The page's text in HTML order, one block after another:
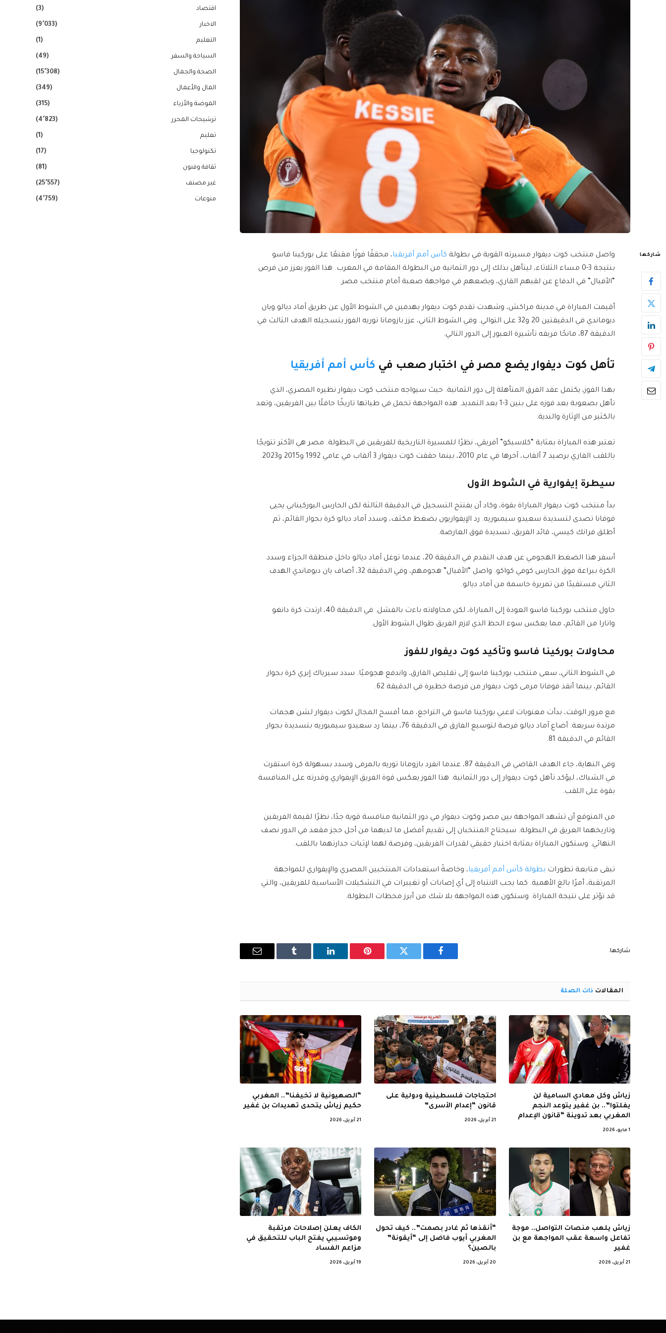
شاركها واصل منتخب كوت ديفوار مسيرته القوية في بطولة كأس أمم أفريقيا، محققًا فوزًا مقنعًا على بوركينا فاسو
بنتيجة 3-0 مساء الثلاثاء، ليتأهل بذلك إلى دور الثمانية من البطولة المقامة في المغرب. هذا الفوز يعزز من فرص
“الأفيال” في الدفاع عن لقبهم القاري، ويضعهم في مواجهة صعبة أمام منتخب مصر.
أقيمت المباراة في مدينة مراكش، وشهدت تقدم كوت ديفوار بهدفين في الشوط الأول عن طريق آماد ديالو ويان
ديوماندي في الدقيقتين 20 و32 على التوالي. وفي الشوط الثاني، عزز بازومانا توريه الفوز بتسجيله الهدف الثالث في
الدقيقة 87، مانحًا فريقه تأشيرة العبور إلى الدور التالي.
تأهل كوت ديفوار يضع مصر في اختبار صعب في كأس أمم أفريقيا
بهذا الفوز، يكتمل عقد الفرق المتأهلة إلى دور الثمانية. حيث سيواجه منتخب كوت ديفوار نظيره المصري، الذي
تأهل بصعوبة بعد فوزه على بنين 3-1 بعد التمديد. هذه المواجهة تحمل في طياتها تاريخًا حافلًا بين الفريقين، وتعد
بالكثير من الإثارة والندية.
تعتبر هذه المباراة بمثابة “كلاسيكو” أفريقي، نظرًا للمسيرة التاريخية للفريقين في البطولة. مصر هي الأكثر تتويجًا
باللقب القاري برصيد 7 ألقاب، آخرها في عام 2010، بينما حققت كوت ديفوار 3 ألقاب في عامي 1992 و2015 و2023.
سيطرة إيفوارية في الشوط الأول
بدأ منتخب كوت ديفوار المباراة بقوة، وكاد أن يفتتح التسجيل في الدقيقة الثالثة لكن الحارس البوركينابي يحيى
فوفانا تصدى لتسديدة سعيدو سيمبوريه. رد الإيفواريون بضغط مكثف، وسدد آماد ديالو كرة بجوار القائم، ثم
أطلق فرانك كيسي، قائد الفريق، تسديدة فوق العارضة.
أسفر هذا الضغط الهجومي عن هدف التقدم في الدقيقة 20، عندما توغل آماد ديالو داخل منطقة الجزاء وسدد
الكرة ببراعة فوق الحارس كوفي كواكو. واصل “الأفيال” هجومهم، وفي الدقيقة 32، أضاف يان ديوماندي الهدف
الثاني مستفيدًا من تمريرة حاسمة من آماد ديالو.
حاول منتخب بوركينا فاسو العودة إلى المباراة، لكن محاولاته باءت بالفشل. في الدقيقة 40، ارتدت كرة دانغو
واتارا من القائم، مما يعكس سوء الحظ الذي لازم الفريق طوال الشوط الأول.
محاولات بوركينا فاسو وتأكيد كوت ديفوار للفوز
في الشوط الثاني، سعى منتخب بوركينا فاسو إلى تقليص الفارق، واندفع هجوميًا. سدد سيرياك إيري كرة بجوار
القائم، بينما أنقذ فوفانا مرمى كوت ديفوار من فرصة خطيرة في الدقيقة 62.
مع مرور الوقت، بدأت معنويات لاعبي بوركينا فاسو في التراجع، مما أفسح المجال لكوت ديفوار لشن هجمات
مرتدة سريعة. أضاع آماد ديالو فرصة لتوسيع الفارق في الدقيقة 76، بينما رد سعيدو سيمبوريه بتسديدة بجوار
القائم في الدقيقة 81.
وفي النهاية، جاء الهدف القاضي في الدقيقة 87، عندما انفرد بازومانا توريه بالمرمى وسدد بسهولة كرة استقرت
في الشباك، ليؤكد تأهل كوت ديفوار إلى دور الثمانية. هذا الفوز يعكس قوة الفريق الإيفواري وقدرته على المنافسة
بقوة على اللقب.
من المتوقع أن تشهد المواجهة بين مصر وكوت ديفوار في دور الثمانية منافسة قوية جدًا، نظرًا لقيمة الفريقين
وتاريخهما العريق في البطولة. سيحتاج المنتخبان إلى تقديم أفضل ما لديهما من أجل حجز مقعد في الدور نصف
النهائي. وستكون المباراة بمثابة اختبار حقيقي لقدرات الفريقين، وفرصة لهما لإثبات جدارتهما باللقب.
تبقى متابعة تطورات بطولة كأس أمم أفريقيا، وخاصةً استعدادات المنتخبين المصري والإيفواري للمواجهة
المرتقبة، أمرًا بالغ الأهمية. كما يجب الانتباه إلى أي إصابات أو تغييرات في التشكيلات الأساسية للفريقين، والتي
قد تؤثر على نتيجة المباراة. وستكون هذه المواجهة بلا شك من أبرز محطات البطولة.
شاركها.
فيسبوك تويتر بينتيريستلينكدإن Tumblr
البريد
المقالات ذات الصلة
زياش وكل معادي السامية لن
يفلتوا”.. بن غفير يتوعد النجم
المغربي بعد تدوينة “قانون الإعدام
1 مايو، 2026
احتجاجات فلسطينية ودولية على
قانون “إعدام الأسرى”
21 أبريل، 2026
“الصهيونية لا تخيفنا”.. المغربي
حكيم زياش يتحدى تهديدات بن غفير
21 أبريل، 2026
زياش يلهب منصات التواصل.. موجة
تفاعل واسعة عقب المواجهة مع بن
غفير
21 أبريل، 2026
“أنقذها ثم غادر بصمت”.. كيف تحول
المغربي أيوب فاضل إلى “أيقونة”
بالصين؟
20 أبريل، 2026
الكاف يعلن إصلاحات مرتقبة
وموتسيبي يفتح الباب للتحقيق في
مزاعم الفساد
19 أبريل، 2026
اقتصاد (3)
الاخبار (9٬033)
التعليم (1)
السياحة والسفر (49)
الصحة والجمال (15٬308)
المال والأعمال (349)
الموضة والأزياء (315)
ترشيحات المحرر (4٬823)
تعليم (1)
تكنولوجيا (17)
ثقافة وفنون (81)
غير مصنف (25٬557)
منوعات (4٬759)